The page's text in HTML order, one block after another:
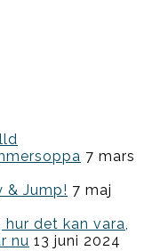
7 mars
& Jump! 7 maj
hur det kan vara,
nu 13 juni 2024